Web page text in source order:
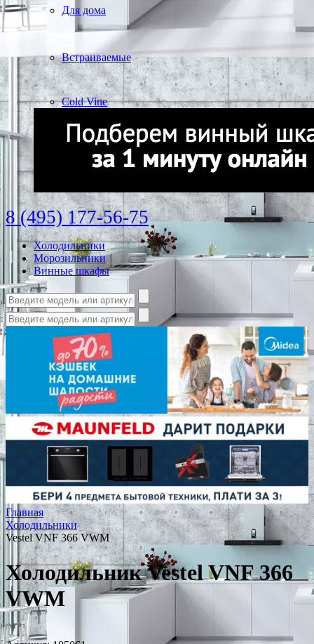
Для дома
Встраиваемые
Cold Vine
8 (495) 177-56-75
Холодильники
Морозильники
Винные шкафы
Главная
Холодильники
Vestel VNF 366 VWM
Холодильник Vestel VNF 366
VWM